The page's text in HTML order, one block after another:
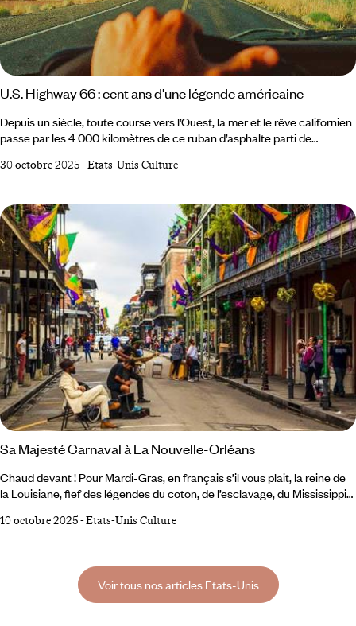
U.S. Highway 66 : cent ans d'une légende américaine
Depuis un siècle, toute course vers l’Ouest, la mer et le rêve californien
passe par les 4 000 kilomètres de ce ruban d’asphalte parti de
routes », écrivait John Steinbeck dans Les Raisins de la colère. Née du
miroir de ses espoirs et de ses contradictions. Des motels aux stations-
service, elle raconte une Amérique profonde, populaire, éternellement
en mouvement.
30 octobre 2025-Etats-Unis Culture
Sa Majesté Carnaval à La Nouvelle-Orléans
Chaud devant ! Pour Mardi-Gras, en français s’il vous plait, la reine de
la Louisiane, fief des légendes du coton, de l’esclavage, du Mississippi
envoie balader ses soucis pour une semaine de pure folie. Présence
10 octobre 2025-Etats-Unis Culture
Voir tous nos articles Etats-Unis